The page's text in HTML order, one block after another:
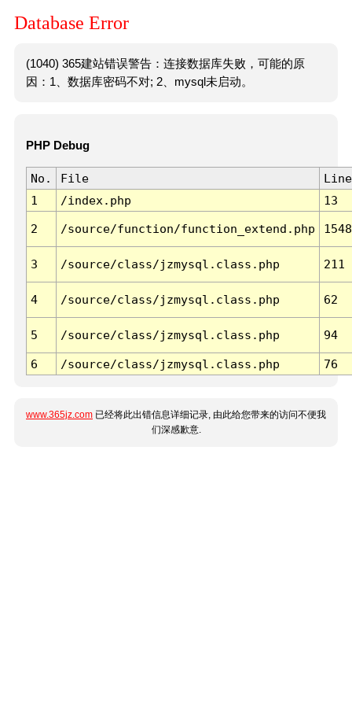
Database Error
(1040) 365建站错误警告：连接数据库失败，可能的原
因：1、数据库密码不对; 2、mysql未启动。
PHP Debug
No. File
Line
1
/index.php 13
2 /source/function/function_extend.php 1548
3 /source/class/jzmysql.class.php 211
4 /source/class/jzmysql.class.php 62
5 /source/class/jzmysql.class.php 94
6 /source/class/jzmysql.class.php 76
www.365jz.com 已经将此出错信息详细记录, 由此给您带来的访问不便我
们深感歉意.